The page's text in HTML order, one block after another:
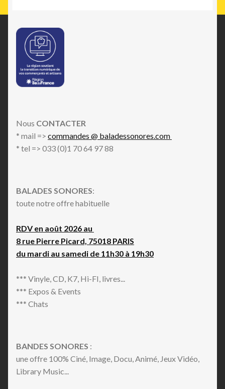
Nous CONTACTER
* mail => commandes @ baladessonores.com
* tel => 033 (0)1 70 64 97 88
BALADES SONORES:
toute notre offre habituelle
RDV en août 2026 au
8 rue Pierre Picard, 75018 PARIS
du mardi au samedi de 11h30 à 19h30
*** Vinyle, CD, K7, Hi-FI, livres...
*** Expos & Events
*** Chats
BANDES SONORES :
une offre 100% Ciné, Image, Docu, Animé, Jeux Vidéo,
Library Music...